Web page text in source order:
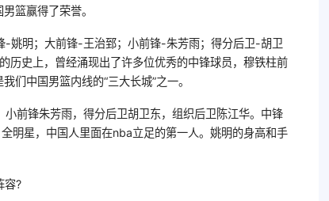
篮赢得了荣誉。
-姚明；大前锋-王治郅；小前锋-朱芳雨；得分后卫-胡卫
历史上，曾经涌现出了许多位优秀的中锋球员，穆铁柱前
们中国男篮内线的“三大长城”之一。
前锋朱芳雨，得分后卫胡卫东，组织后卫陈江华。中锋
明星，中国人里面在nba立足的第一人。姚明的身高和手
容?